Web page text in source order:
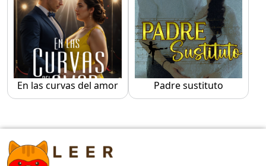
En las curvas del amor Padre sustituto